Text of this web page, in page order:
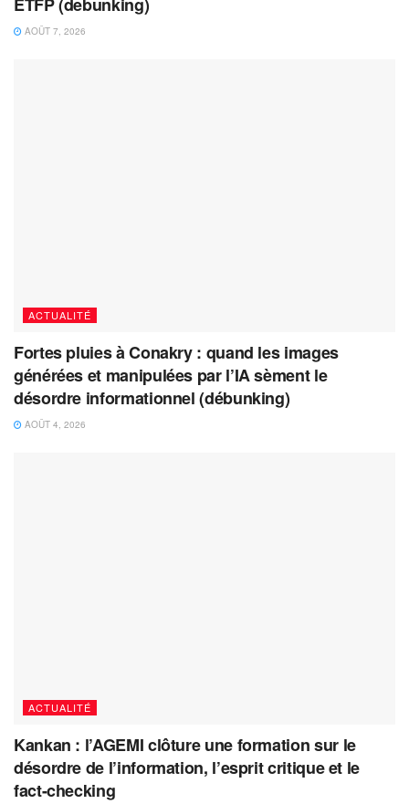
AOÛT 7, 2026
ACTUALITÉ
Fortes pluies à Conakry : quand les images
générées et manipulées par l’IA sèment le
désordre informationnel (débunking)
AOÛT 4, 2026
ACTUALITÉ
Kankan : l’AGEMI clôture une formation sur le
désordre de l’information, l’esprit critique et le
fact-checking